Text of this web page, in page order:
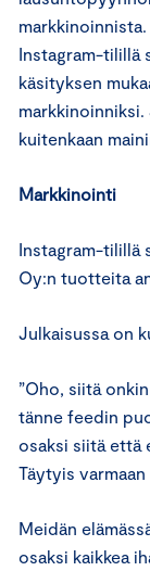
Instagram-tilillä
käsityksen
kuitenkaan
Markkinointi
Instagram-tilillä
Oy:n tuotteita
Julkaisussa on
”Oho, siitä
tänne feedin
osaksi siitä että
Täytyis
Meidän
osaksi kaikkea